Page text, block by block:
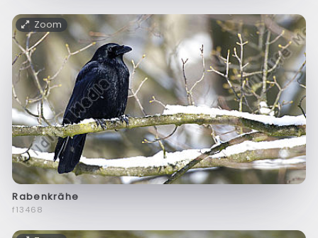
Zoom
Rabenkrähe
f13468